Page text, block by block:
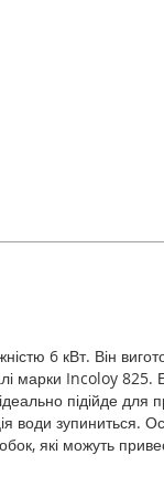
6 кВт. Він
марки Incoloy 825.
підійде
води зупиниться.
які можуть